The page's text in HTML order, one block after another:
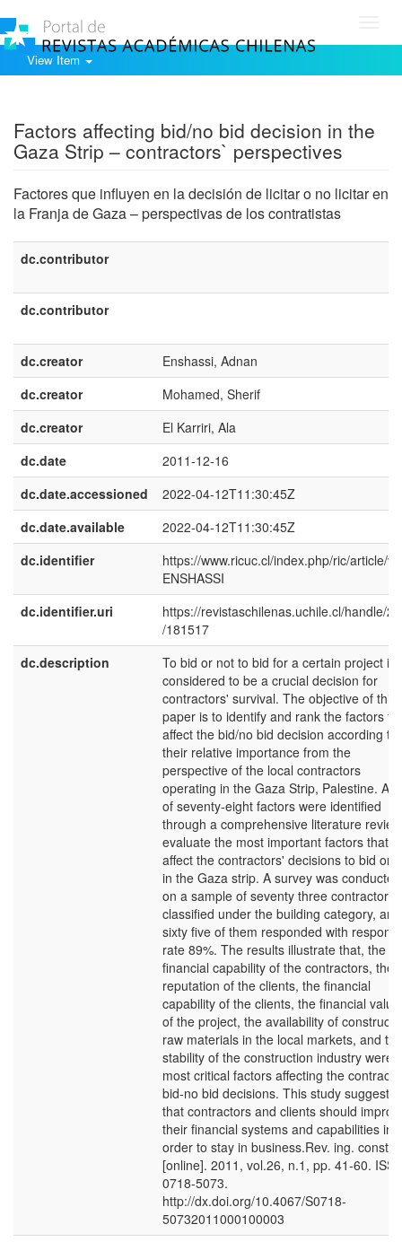
View Item
Factors affecting bid/no bid decision in the
Gaza Strip – contractors` perspectives
Factores que influyen en la decisión de licitar o no licitar en
la Franja de Gaza – perspectivas de los contratistas
dc.contributor
dc.contributor
dc.creator
Enshassi, Adnan
dc.creator
Mohamed, Sherif
dc.creator
El Karriri, Ala
dc.date
2011-12-16
dc.date.accessioned
2022-04-12T11:30:45Z
dc.date.available
2022-04-12T11:30:45Z
dc.identifier
https://www.ricuc.cl/index.php/ric/article/
ENSHASSI
dc.identifier.uri
https://revistaschilenas.uchile.cl/handle/
/181517
dc.description
To bid or not to bid for a certain project is
considered to be a crucial decision for
contractors' survival. The objective of this
paper is to identify and rank the factors
affect the bid/no bid decision according to
their relative importance from the
perspective of the local contractors
operating in the Gaza Strip, Palestine. A
of seventy-eight factors were identified
through a comprehensive literature
evaluate the most important factors that
affect the contractors' decisions to bid or
in the Gaza strip. A survey was conducted
on a sample of seventy three contractors
classified under the building category, and
sixty five of them responded with
rate 89%. The results illustrate that, the
financial capability of the contractors, the
reputation of the clients, the financial
capability of the clients, the financial
of the project, the availability of
raw materials in the local markets, and the
stability of the construction industry were
most critical factors affecting the
bid-no bid decisions. This study suggests
that contractors and clients should
their financial systems and capabilities in
order to stay in business.Rev. ing. constr.
[online]. 2011, vol.26, n.1, pp. 41-60.
0718-5073.
http://dx.doi.org/10.4067/S0718-
50732011000100003